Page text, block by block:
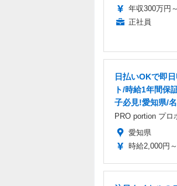
年収300万円
正社員
日払いOKで即
ト/時給1年間保
子必見!愛知県/
PRO portion プロ
愛知県
時給2,000円～